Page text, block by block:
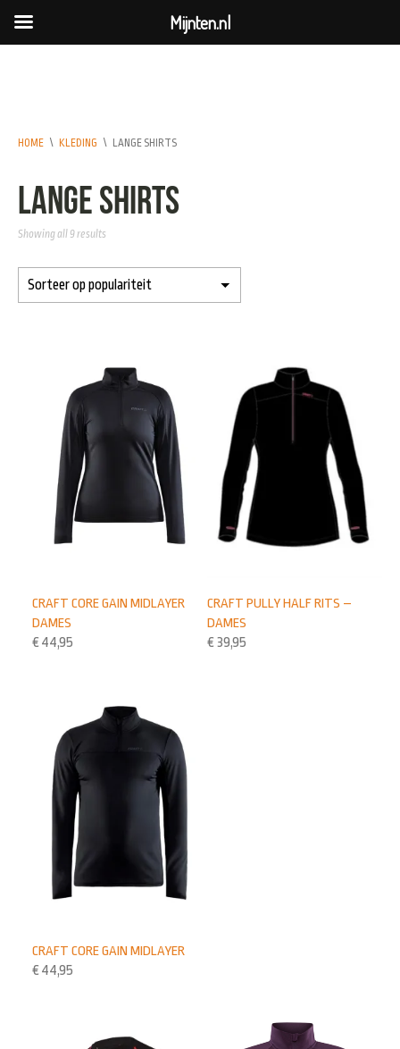
HOME \ KLEDING \ LANGE SHIRTS
Lange shirts
Showing all 9 results
CRAFT PULLY HALF RITS –
DAMES
€ 39,95
CRAFT CORE GAIN MIDLAYER
DAMES
€ 44,95
CRAFT CORE GAIN MIDLAYER
€ 44,95
Mijnten.nl